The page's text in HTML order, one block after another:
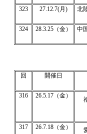
323 27.12.7(月) 北
324 28.3.25（金） 中
回 開催日
316 26.5.17（金）
317 26.7.18（金）